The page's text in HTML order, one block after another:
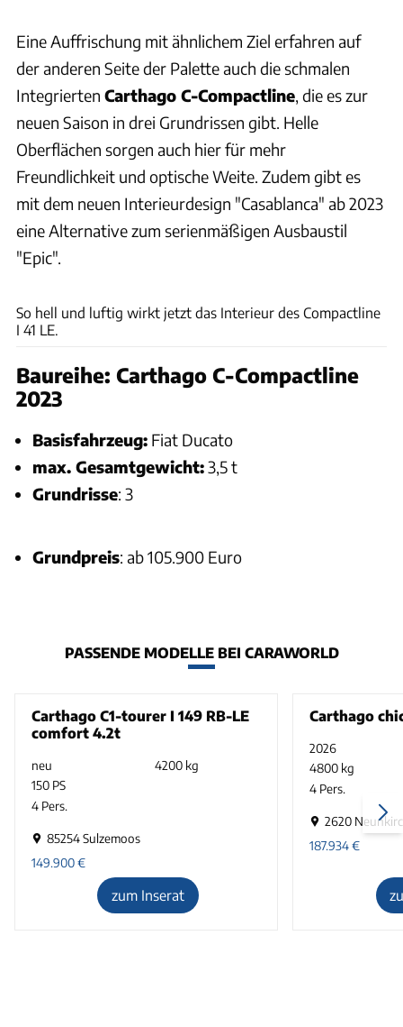
Eine Auffrischung mit ähnlichem Ziel erfahren auf
der anderen Seite der Palette auch die schmalen
Integrierten Carthago C-Compactline, die es zur
neuen Saison in drei Grundrissen gibt. Helle
Oberflächen sorgen auch hier für mehr
Freundlichkeit und optische Weite. Zudem gibt es
mit dem neuen Interieurdesign "Casablanca" ab 2023
eine Alternative zum serienmäßigen Ausbaustil
"Epic".
So hell und luftig wirkt jetzt das Interieur des Compactline
I 41 LE.
Baureihe: Carthago C-Compactline
2023
Basisfahrzeug: Fiat Ducato
max. Gesamtgewicht:3,5 t
Grundrisse: 3
Grundpreis: ab 105.900 Euro
PASSENDE MODELLE BEI CARAWORLD
Carthago C1-tourer I 149 RB-LE
comfort 4.2t
neu
4200 kg
150 PS
4 Pers.
85254 Sulzemoos
149.900€
zum Inserat
Carthago
2026
4800 kg
4 Pers.
2620
187.934€